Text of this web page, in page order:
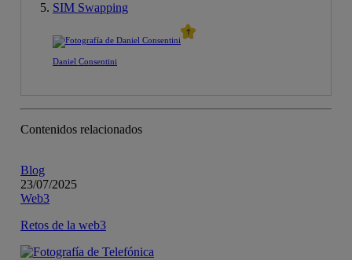
SIM Swapping
Daniel Consentini
Contenidos relacionados
Blog
23/07/2025
Web3
Retos de la web3